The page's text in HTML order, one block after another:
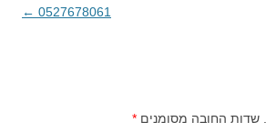
0527678061
←
שדות החובה מסומנים *